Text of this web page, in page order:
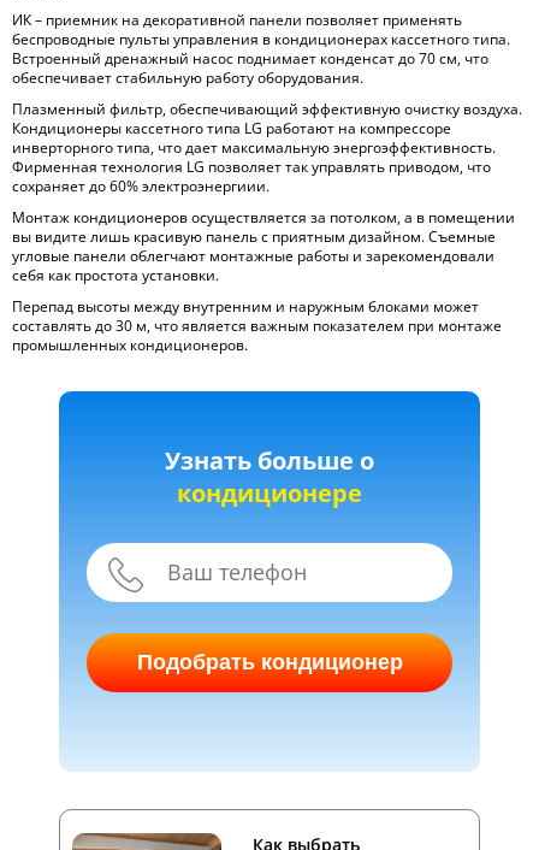
ИК – приемник на декоративной панели позволяет применять
беспроводные пульты управления в кондиционерах кассетного типа.
Встроенный дренажный насос поднимает конденсат до 70 см, что
обеспечивает стабильную работу оборудования.
Плазменный фильтр, обеспечивающий эффективную очистку воздуха.
Кондиционеры кассетного типа LG работают на компрессоре
инверторного типа, что дает максимальную энергоэффективность.
Фирменная технология LG позволяет так управлять приводом, что
сохраняет до 60% электроэнергиии.
Монтаж кондиционеров осуществляется за потолком, а в помещении
вы видите лишь красивую панель с приятным дизайном. Съемные
угловые панели облегчают монтажные работы и зарекомендовали
себя как простота установки.
Перепад высоты между внутренним и наружным блоками может
составлять до 30 м, что является важным показателем при монтаже
промышленных кондиционеров.
Узнать больше о
кондиционере
Подобрать кондиционер
Как выбрать